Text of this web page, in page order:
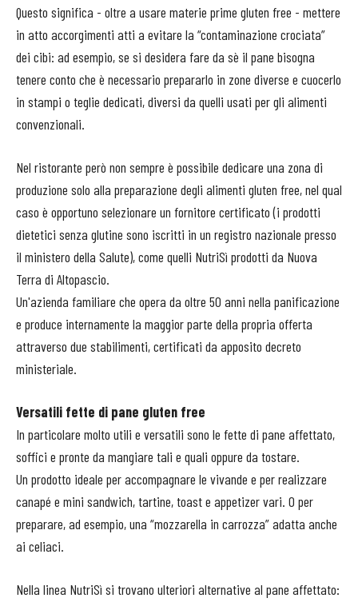
Questo significa - oltre a usare materie prime gluten free - mettere
in atto accorgimenti atti a evitare la “contaminazione crociata”
dei cibi: ad esempio, se si desidera fare da sè il pane bisogna
tenere conto che è necessario prepararlo in zone diverse e cuocerlo
in stampi o teglie dedicati, diversi da quelli usati per gli alimenti
convenzionali.
Nel ristorante però non sempre è possibile dedicare una zona di
produzione solo alla preparazione degli alimenti gluten free, nel qual
caso è opportuno selezionare un fornitore certificato (i prodotti
dietetici senza glutine sono iscritti in un registro nazionale presso
il ministero della Salute), come quelli NutriSì prodotti da Nuova
Terra di Altopascio.
Un'azienda familiare che opera da oltre 50 anni nella panificazione
e produce internamente la maggior parte della propria offerta
attraverso due stabilimenti, certificati da apposito decreto
ministeriale.
Versatili fette di pane gluten free
In particolare molto utili e versatili sono le fette di pane affettato,
soffici e pronte da mangiare tali e quali oppure da tostare.
Un prodotto ideale per accompagnare le vivande e per realizzare
canapé e mini sandwich, tartine, toast e appetizer vari. O per
preparare, ad esempio, una “mozzarella in carrozza” adatta anche
ai celiaci.
Nella linea NutriSì si trovano ulteriori alternative al pane affettato: